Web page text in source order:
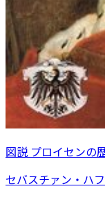
図説 プロイセンの
セバスチァン・ハ